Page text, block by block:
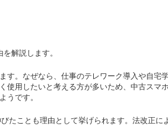
解説します。
。なぜなら、仕事のテレワーク導入や自宅
用したいと考える方が多いため、中古スマ
うです。
たことも理由として挙げられます。法改正